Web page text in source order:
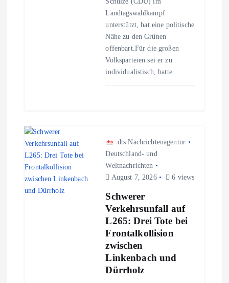
Landtagswahlkampf
unterstützt, hat eine politische
Nähe zu den Grünen
offenbart.Für die großen
Volksparteien sei er zu
individualistisch, hatte…
dts Nachrichtenagentur
Deutschland- und
Weltnachrichten
August 7, 2026
6 views
Schwerer
Verkehrsunfall auf
L265: Drei Tote bei
Frontalkollision
zwischen
Linkenbach und
Dürrholz